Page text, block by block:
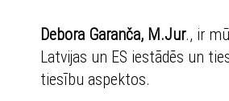
Debora Garanča, M.Jur., ir
Latvijas un ES iestādēs un
tiesību aspektos.